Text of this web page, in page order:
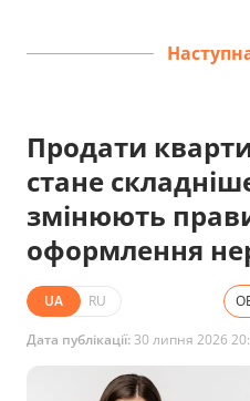
Продати
стане
змінюють
оформлення
UA RU
Дата публікації: 30 липня 2026